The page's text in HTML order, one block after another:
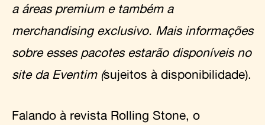
a áreas premium e também a
merchandising exclusivo. Mais informações
sobre esses pacotes estarão disponíveis no
site da Eventim (sujeitos à disponibilidade).
Falando à revista Rolling Stone, o